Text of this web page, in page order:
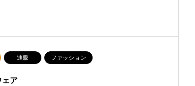
通販 ファッション
ア